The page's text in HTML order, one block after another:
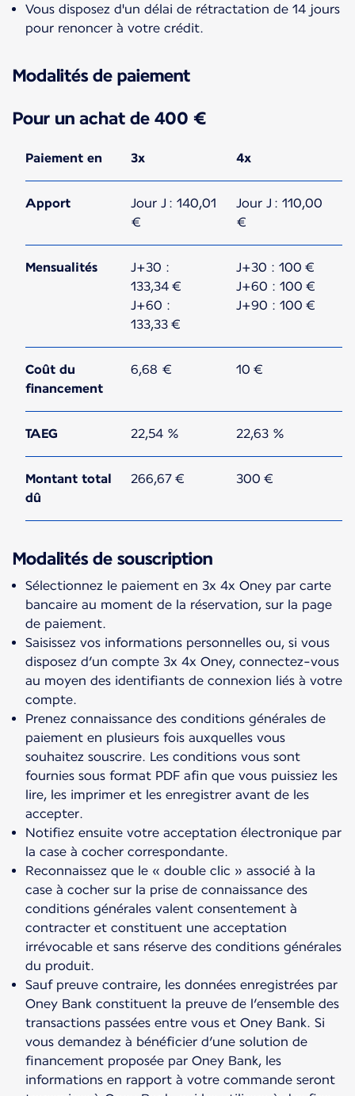
Vous disposez d'un délai de rétractation de 14 jours
pour renoncer à votre crédit.
Modalités de paiement
Pour un achat de 400 €
Paiement en 3x 4x
Apport
Jour J : 140,01
€
Jour J : 110,00
€
Mensualités
J+30 :
133,34 €
J+60 :
133,33 €
J+30 : 100 €
J+60 : 100 €
J+90 : 100 €
Coût du
financement
6,68 € 10 €
TAEG 22,54 % 22,63 %
Montant total
dû
266,67 € 300 €
Modalités de souscription
Sélectionnez le paiement en 3x 4x Oney par carte
bancaire au moment de la réservation, sur la page
de paiement.
Saisissez vos informations personnelles ou, si vous
disposez d’un compte 3x 4x Oney, connectez-vous
au moyen des identifiants de connexion liés à votre
compte.
Prenez connaissance des conditions générales de
paiement en plusieurs fois auxquelles vous
souhaitez souscrire. Les conditions vous sont
fournies sous format PDF afin que vous puissiez les
lire, les imprimer et les enregistrer avant de les
accepter.
Notifiez ensuite votre acceptation électronique par
la case à cocher correspondante.
Reconnaissez que le « double clic » associé à la
case à cocher sur la prise de connaissance des
conditions générales valent consentement à
contracter et constituent une acceptation
irrévocable et sans réserve des conditions générales
du produit.
Sauf preuve contraire, les données enregistrées par
Oney Bank constituent la preuve de l’ensemble des
transactions passées entre vous et Oney Bank. Si
vous demandez à bénéficier d’une solution de
financement proposée par Oney Bank, les
informations en rapport à votre commande seront